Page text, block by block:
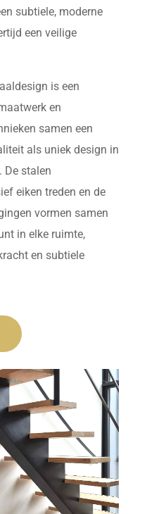
subtiele, moderne
een veilige
is een
en
samen een
als uniek design in
De stalen
eiken treden en de
vormen samen
in elke ruimte,
en subtiele